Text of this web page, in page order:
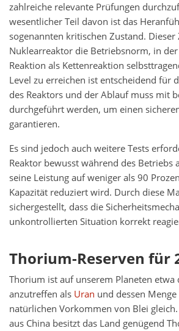
zahlreiche relevante Prüfungen
wesentlicher Teil davon ist das
sogenannten kritischen Zustand.
Nuklearreaktor die Betriebsnorm, in
Reaktion als Kettenreaktion
Level zu erreichen ist entscheidend für
des Reaktors und der Ablauf muss mit
durchgeführt werden, um einen
garantieren.
Es sind jedoch auch weitere Tests
Reaktor bewusst während des Betriebs
seine Leistung auf weniger als 90
Kapazität reduziert wird. Durch diese
sichergestellt, dass die
unkontrollierten Situation korrekt
Thorium-Reserven für
Thorium ist auf unserem Planeten
anzutreffen als Uran und dessen
natürlichen Vorkommen von Blei gleich.
aus China besitzt das Land genügend